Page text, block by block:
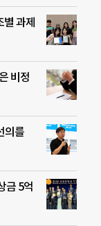
과제
비정
의를
금 5억